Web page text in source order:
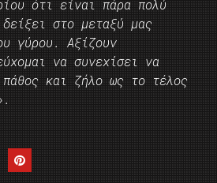
ότι είναι πάρα πολύ
στο μεταξύ μας
γύρου. Αξίζουν
να συνεχίσει να
και ζήλο ως το τέλος